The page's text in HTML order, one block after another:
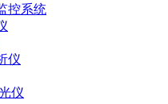
控系统
仪
仪